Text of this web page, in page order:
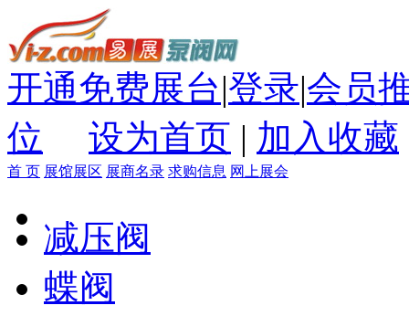
开通免费展台|登录|会员
位
设为首页 | 加入收藏
首 页 展馆展区 展商名录 求购信息 网上展会
减压阀
蝶阀